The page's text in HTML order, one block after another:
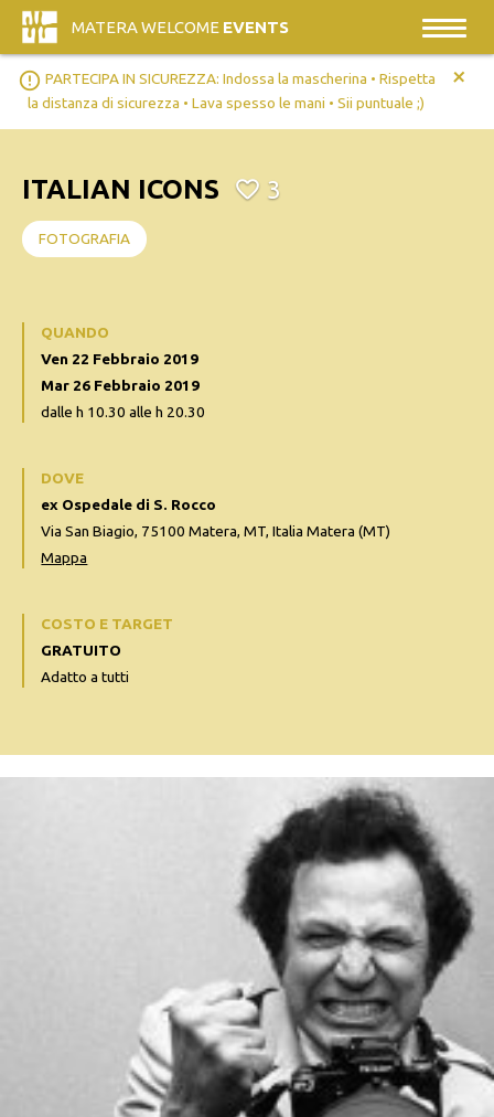
MATERA WELCOME EVENTS
error_outline PARTECIPA IN SICUREZZA: Indossa la mascherina • Rispetta
la distanza di sicurezza • Lava spesso le mani • Sii puntuale ;)
+
ITALIAN ICONS 3
FOTOGRAFIA
QUANDO
Ven 22 Febbraio 2019
Mar 26 Febbraio 2019
dalle h 10.30 alle h 20.30
DOVE
ex Ospedale di S. Rocco
Via San Biagio, 75100 Matera, MT, Italia Matera (MT)
Mappa
COSTO E TARGET
GRATUITO
Adatto a tutti